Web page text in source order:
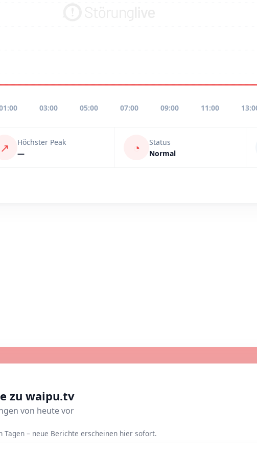
03:00 05:00 07:00 09:00 11:00
↗
Höchster Peak
—
◔
Status
Normal
zu waipu.tv
von heute vor
Tagen – neue Berichte erscheinen hier sofort.